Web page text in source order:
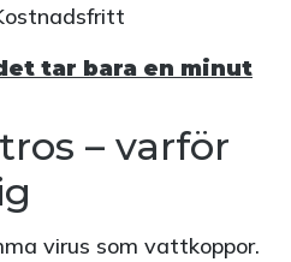
tar bara en minut
– varför
virus som vattkoppor.